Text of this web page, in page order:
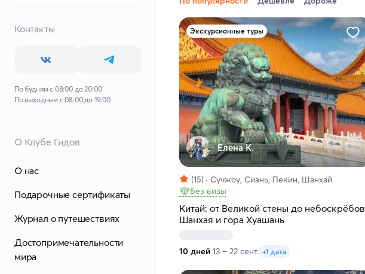
Контакты
По будням с 08:00 до 20:00
По выходным с 08:00 до 19:00
О Клубе Гидов
О нас
Подарочные сертификаты
Журнал о путешествиях
Достопримечательности
мира
Экскурсионные туры
Елена К.
(15)
Сучжоу, Сиань, Пекин, Шанхай
Без визы
Китай: от Великой стены до небоскрёбов
Шанхая и гора Хуашань
10 дней 13 – 22 сент. +1 дата